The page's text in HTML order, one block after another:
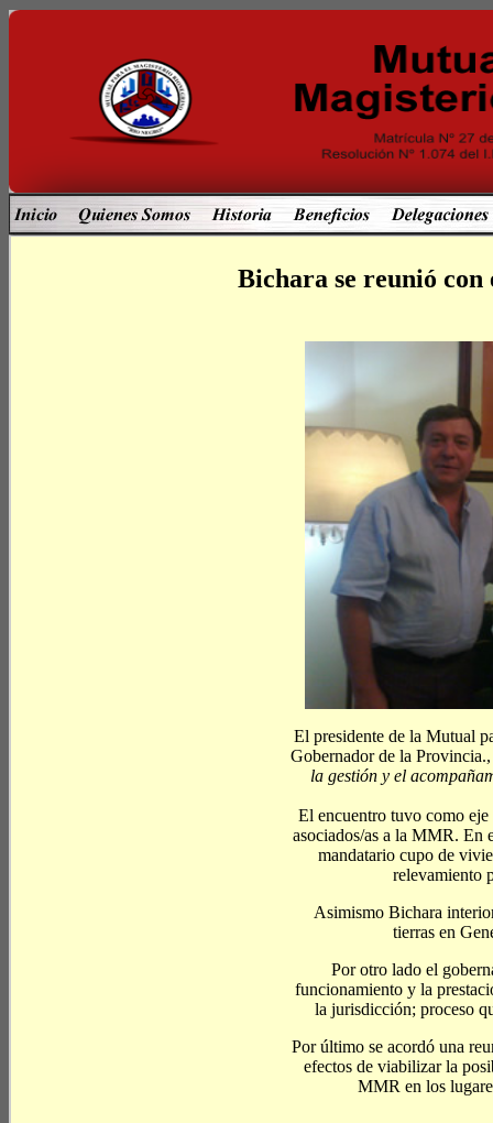
Bichara se reunió
El presidente de la Mutual
Gobernador de la
la gestión y el
El encuentro tuvo como eje
asociados/as a la MMR. En
mandatario cupo de
relevamiento
Asimismo Bichara
tierras en
Por otro lado el
funcionamiento y la
la jurisdicción; proceso
Por último se acordó una
efectos de viabilizar la
MMR en los